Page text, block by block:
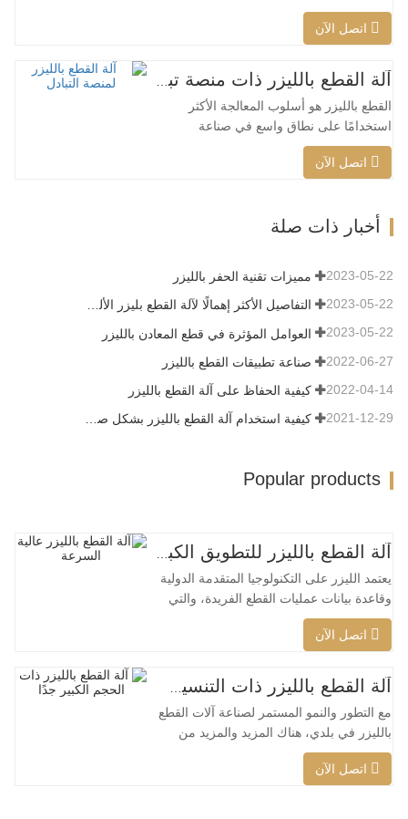
أنواع آلات القطع بالليزر، ويتم إثراء نماذج
آلات القطع بالليزر باستمرار، كما أن جودة
بالليزر الكبرى تتحسن باستمرار تحسين. لقد
تم تحقيق تقدم كبير في البحث والتطوير
وإنتاج آلات…
اتصل الآن
آلة القطع بالليزر ذات منصة تبادل الطاقة العالية
القطع بالليزر هو أسلوب المعالجة الأكثر
استخدامًا على نطاق واسع في صناعة
المعالجة بالليزر. يحل الشعاع غير المرئي
محل السكين الميكانيكي التقليدي، ويتميز
والتنضيد التلقائي، وتوفير المواد، والشق
اتصل الآن
أخبار ذات صلة
مميزات تقنية الحفر بالليزر 2023-05-22
التفاصيل الأكثر إهمالًا لآلة القطع بليزر الألياف 2023-05-22
العوامل المؤثرة في قطع المعادن بالليزر 2023-05-22
صناعة تطبيقات القطع بالليزر 2022-06-27
كيفية الحفاظ على آلة القطع بالليزر 2022-04-14
كيفية استخدام آلة القطع بالليزر بشكل صحيح؟ 2021-12-29
Popular products
آلة القطع بالليزر للتطويق الكبير عالية السرعة
يعتمد الليزر على التكنولوجيا المتقدمة الدولية
وقاعدة بيانات عمليات القطع الفريدة، والتي
يمكنها تنفيذ عمليات قطع ذكية مختلفة للمواد
المختلفة، وتحسين سطح القطع، وقطع نطاق
وتكلفة أقل، ويمكن تطبيقها على كامل تغطية
ليزر منخفضة الطاقة إلى عالية الطاقة. يمكن
لرأس
اتصل الآن
آلة القطع بالليزر ذات التنسيق الكبير جدًا رخيصة الثمن
مع التطور والنمو المستمر لصناعة آلات القطع
بالليزر في بلدي، هناك المزيد والمزيد من
أنواع آلات القطع بالليزر، ويتم إثراء نماذج
آلات القطع بالليزر باستمرار، كما أن جودة
اتصل الآن